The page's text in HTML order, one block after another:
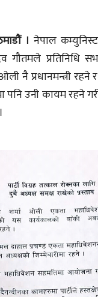
। नेपाल
गौतमले प्रतिनिधि
नै प्रधानमन्त्री
पनि उनी कायम रहने